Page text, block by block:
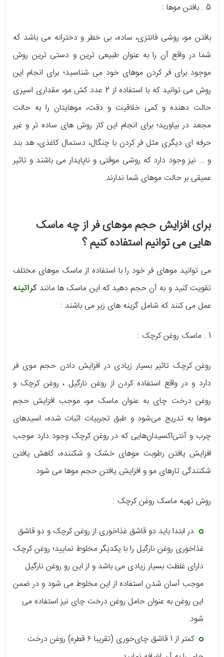
5 . بافتن موها :
بافتن مو، روشی فانتزی، ساده، بی خطر و دخترانه می باشد که
شما در واقع آن را به عنوان طبیعی ترین و دستی ترین روش
موجود برای فر کردن موهای خود می شناسید؛ برای انجام این
روش می توانید که با استفاده از 2 عدد کش مو، مقداری اسپری
حالت دهنده و کمی خلاقیت و دقت، موهایتان را به حالت
مجعد در بیاورید؛ برای انجام این کار روش های ساده تر و غیر
حرفه ای دیگری مثل فر کردن با چنگال، دستمال کاغذی، هد بند
و … نیز وجود دارد که روشی موقتی و ناپایدار می باشند و تاثیر
عمیقی بر حالت موهای شما ندارند.
برای افزایش حجم موهای فر از چه ماسک
هایی می توانیم استفاده کنیم ؟
می توانید موهای فر خود را با استفاده از ماسک موهای مختلف
تقویت کنید و به آن حجم دهید که این ماسک ها مانندکراتینه
عمل می کنند که شامل گزینه های زیر می باشند :
1 . ماسک روغن کرچک :
روغن کرچک تاثیر بسیار زیادی در افزایش دادن حجم موی فر
دارد و در واقع استفاده کردن از روغن نارگیل ، روغن کرچک و
روغن درخت چای به عنوان ماسک مو، موجب افزایش حجم
موها به تدریج می‌شود و طبق تجربیات اثبات شده، اسیدهای
چرب و آنتی‌اکسیدان‌هایی که در روغن کرچک وجود دارد موجب
افزایش یافتن رطوبت موهای خشک و شکننده، کاهش یافتن
شکنندگی تارهای مو و افزایش یافتن حجم موها می شود.
روش تهیه ماسک روغن کرچک :
در ابتدا باید دو قاشق غذاخوری از روغن کرچک و دو قاشق
غذاخوری روغن نارگیل را با یکدیگر مخلوط نمایید؛ روغن کرچک
دارای غلظت بسیار زیادی می باشد و از این رو روغن نارگیل
موجب آسان شدن استفاده از این مخلوط می شود و در ضمن
این روغن به عنوان حامل روغن درخت چای نیز استفاده می
شود.
کمتر از 1 قاشق چای‌خوری (تقریبا ۶ قطره) روغن درخت